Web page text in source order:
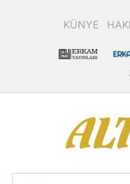
KÜNYE